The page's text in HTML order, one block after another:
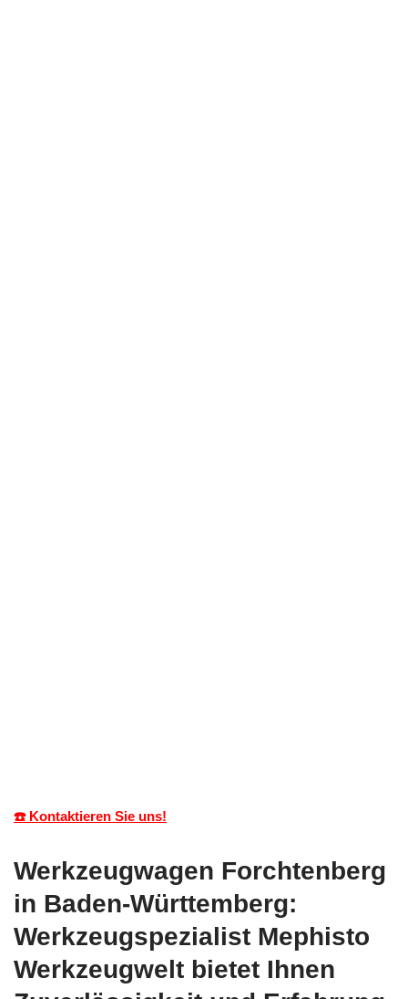
☎️ Kontaktieren Sie uns!
Werkzeugwagen Forchtenberg
in Baden-Württemberg:
Werkzeugspezialist Mephisto
Werkzeugwelt bietet Ihnen